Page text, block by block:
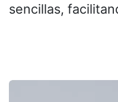
sencillas,